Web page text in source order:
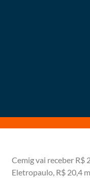
Cemig vai receber R$
Eletropaulo, R$ 20,4